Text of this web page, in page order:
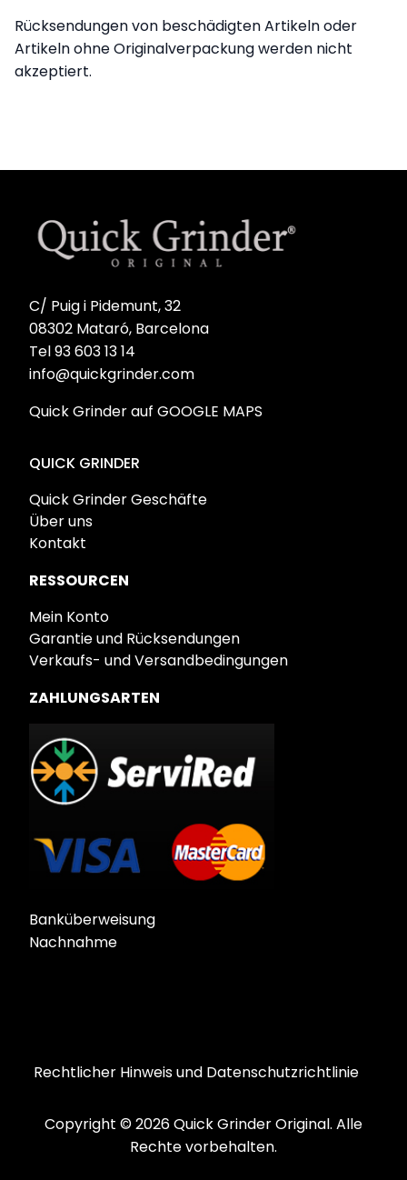
Rücksendungen von beschädigten Artikeln oder
Artikeln ohne Originalverpackung werden nicht
akzeptiert.
C/ Puig i Pidemunt, 32
08302 Mataró, Barcelona
Tel 93 603 13 14
info@quickgrinder.com
Quick Grinder auf GOOGLE MAPS
QUICK GRINDER
Quick Grinder Geschäfte
Über uns
Kontakt
RESSOURCEN
Mein Konto
Garantie und Rücksendungen
Verkaufs- und Versandbedingungen
ZAHLUNGSARTEN
Banküberweisung
Nachnahme
Copyright © 2026 Quick Grinder Original. Alle
Rechte vorbehalten.
Rechtlicher Hinweis und Datenschutzrichtlinie